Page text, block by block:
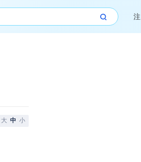
大 中 小